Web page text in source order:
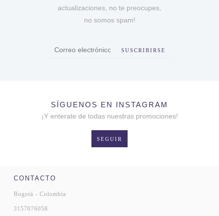
actualizaciones, no te preocupes,
no somos spam!
SUSCRIBIRSE
SÍGUENOS EN INSTAGRAM
¡Y enterate de todas nuestras promociones!
SEGUIR
CONTACTO
Bogotá - Colombia
3157076058